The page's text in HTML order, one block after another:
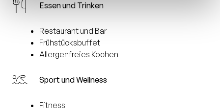
Essen und Trinken
Restaurant und Bar
Frühstücksbuffet
Allergenfreies Kochen
Sport und Wellness
Fitness